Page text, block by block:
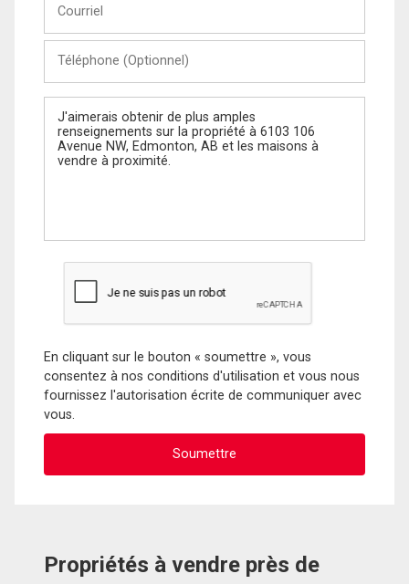
(Optionnel)
Message
En cliquant sur le bouton « soumettre », vous
consentez à nos conditions d'utilisation et vous nous
fournissez l'autorisation écrite de communiquer avec
vous.
Propriétés à vendre près de